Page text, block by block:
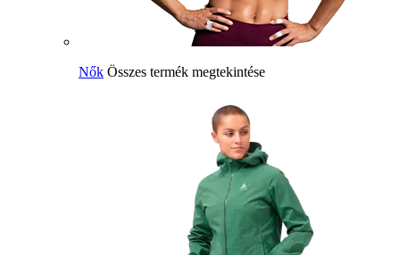
Nők Összes termék megtekintése